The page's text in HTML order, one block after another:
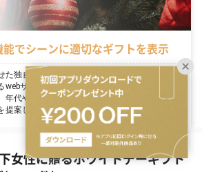
でシーンに適切なギフトを表示
独自の絞り込み検索機能がついています。
サイトならではのサービスで探しやすさ満
年代や関係性からも絞り込めるので、その人に
提案します。
女性に贈るホワイトデーギフト